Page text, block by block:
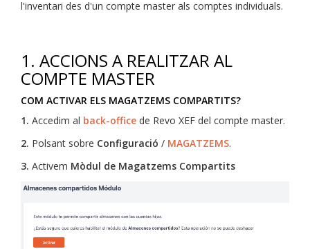
l'inventari des d'un compte master als comptes individuals.
1. ACCIONS A REALITZAR AL
COMPTE MASTER
COM ACTIVAR ELS MAGATZEMS COMPARTITS?
1. Accedim al back-office de Revo XEF del compte master.
2. Polsant sobre Configuració / MAGATZEMS.
3. Activem Mòdul de Magatzems Compartits